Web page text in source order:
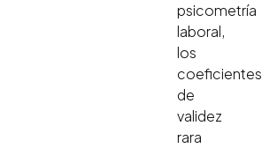
psicometría
laboral,
los
coeficientes
de
validez
rara